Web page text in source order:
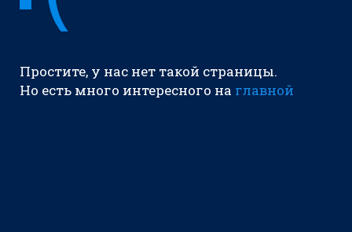
Простите, у нас нет такой страницы.
Но есть много интересного на главной